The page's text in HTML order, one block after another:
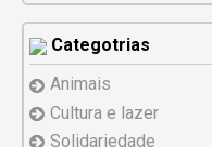
Categotrias
Animais
Cultura e lazer
Solidariedade